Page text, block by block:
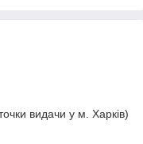
видачи у м. Харків)